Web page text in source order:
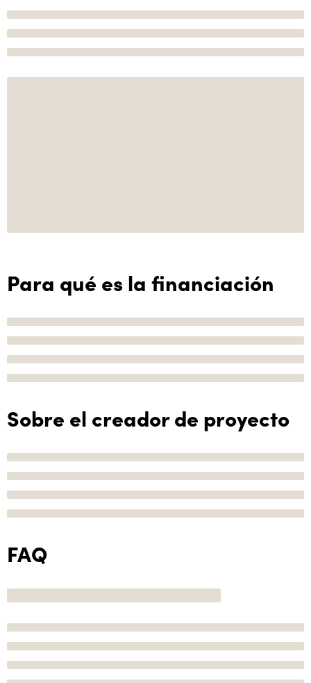
Para qué es la financiación
Sobre el creador de proyecto
FAQ